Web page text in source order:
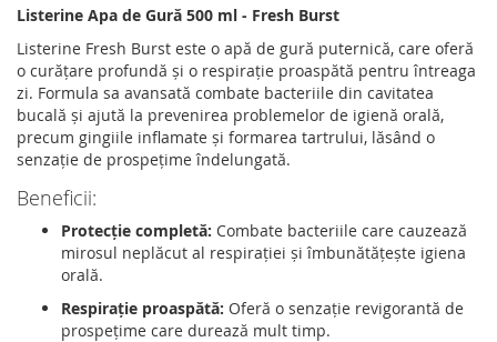
Listerine Apa de Gură 500 ml - Fresh Burst
Listerine Fresh Burst este o apă de gură puternică, care oferă
o curățare profundă și o respirație proaspătă pentru întreaga
zi. Formula sa avansată combate bacteriile din cavitatea
bucală și ajută la prevenirea problemelor de igienă orală,
precum gingiile inflamate și formarea tartrului, lăsând o
senzație de prospețime îndelungată.
Beneficii:
Protecție completă: Combate bacteriile care cauzează
mirosul neplăcut al respirației și îmbunătățește igiena
orală.
Respirație proaspătă: Oferă o senzație revigorantă de
prospețime care durează mult timp.